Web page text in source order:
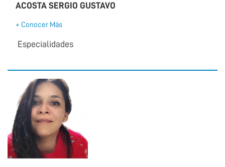
ACOSTA SERGIO GUSTAVO
+ Conocer Más
Especialidades